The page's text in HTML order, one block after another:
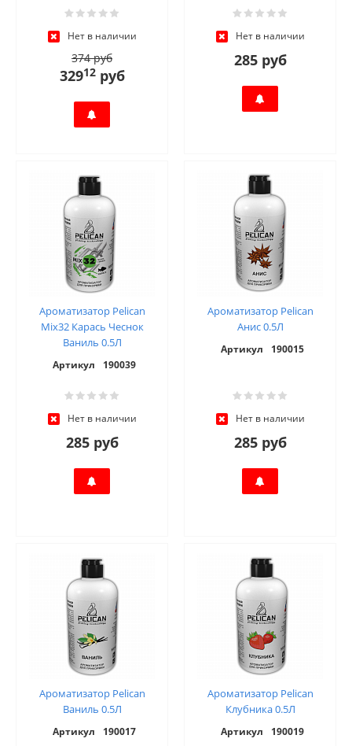
Нет в наличии
374 руб
32912руб
Нет в наличии
285 руб
Ароматизатор Pelican
Mix32 Карась Чеснок
Ваниль 0.5Л
Артикул 190039
Нет в наличии
285 руб
Ароматизатор Pelican
Анис 0.5Л
Артикул 190015
Нет в наличии
285 руб
Ароматизатор Pelican
Ваниль 0.5Л
Артикул 190017
Ароматизатор Pelican
Клубника 0.5Л
Артикул 190019